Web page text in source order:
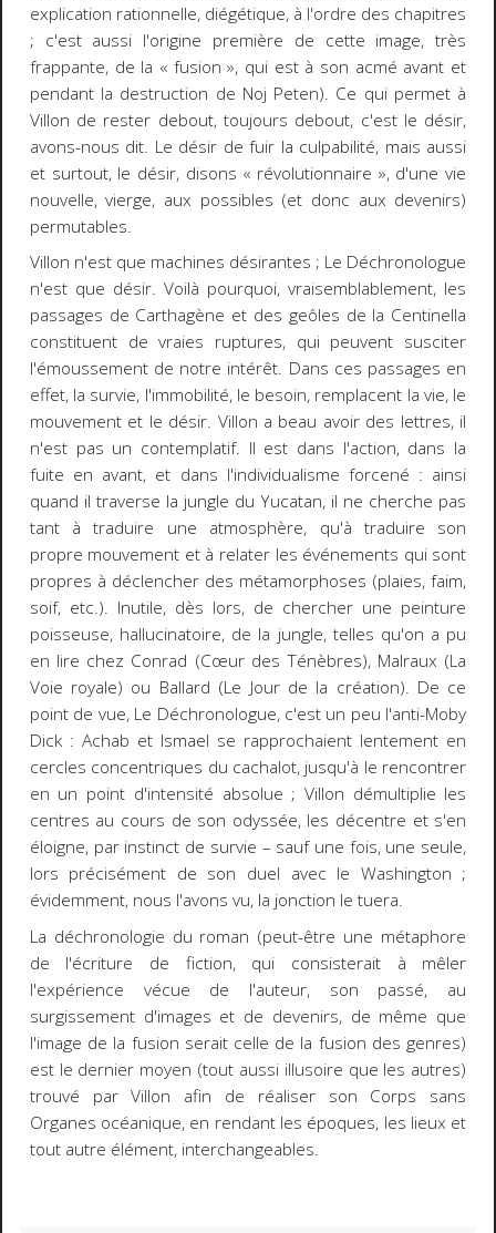
explication rationnelle, diégétique, à l'ordre des chapitres
; c'est aussi l'origine première de cette image, très
frappante, de la « fusion », qui est à son acmé avant et
pendant la destruction de Noj Peten). Ce qui permet à
Villon de rester debout, toujours debout, c'est le désir,
avons-nous dit. Le désir de fuir la culpabilité, mais aussi
et surtout, le désir, disons « révolutionnaire », d'une vie
nouvelle, vierge, aux possibles (et donc aux devenirs)
permutables.
Villon n'est que machines désirantes ; Le Déchronologue
n'est que désir. Voilà pourquoi, vraisemblablement, les
passages de Carthagène et des geôles de la Centinella
constituent de vraies ruptures, qui peuvent susciter
l'émoussement de notre intérêt. Dans ces passages en
effet, la survie, l'immobilité, le besoin, remplacent la vie, le
mouvement et le désir. Villon a beau avoir des lettres, il
n'est pas un contemplatif. Il est dans l'action, dans la
fuite en avant, et dans l'individualisme forcené : ainsi
quand il traverse la jungle du Yucatan, il ne cherche pas
tant à traduire une atmosphère, qu'à traduire son
propre mouvement et à relater les événements qui sont
propres à déclencher des métamorphoses (plaies, faim,
soif, etc.). Inutile, dès lors, de chercher une peinture
poisseuse, hallucinatoire, de la jungle, telles qu'on a pu
en lire chez Conrad (Cœur des Ténèbres), Malraux (La
Voie royale) ou Ballard (Le Jour de la création). De ce
point de vue, Le Déchronologue, c'est un peu l'anti-Moby
Dick: Achab et Ismael se rapprochaient lentement en
cercles concentriques du cachalot, jusqu'à le rencontrer
en un point d'intensité absolue ; Villon démultiplie les
centres au cours de son odyssée, les décentre et s'en
éloigne, par instinct de survie – sauf une fois, une seule,
lors précisément de son duel avec le Washington ;
évidemment, nous l'avons vu, la jonction le tuera.
La déchronologie du roman (peut-être une métaphore
de l'écriture de fiction, qui consisterait à mêler
l'expérience vécue de l'auteur, son passé, au
surgissement d'images et de devenirs, de même que
l'image de la fusion serait celle de la fusion des genres)
est le dernier moyen (tout aussi illusoire que les autres)
trouvé par Villon afin de réaliser son Corps sans
Organes océanique, en rendant les époques, les lieux et
tout autre élément, interchangeables.